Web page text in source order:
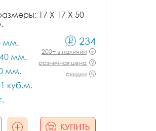
17 X 17 X 50
мм.
мм.
мм.
куб.м.
234
200+ в наличии
розничная цена
скидки
КУПИТЬ